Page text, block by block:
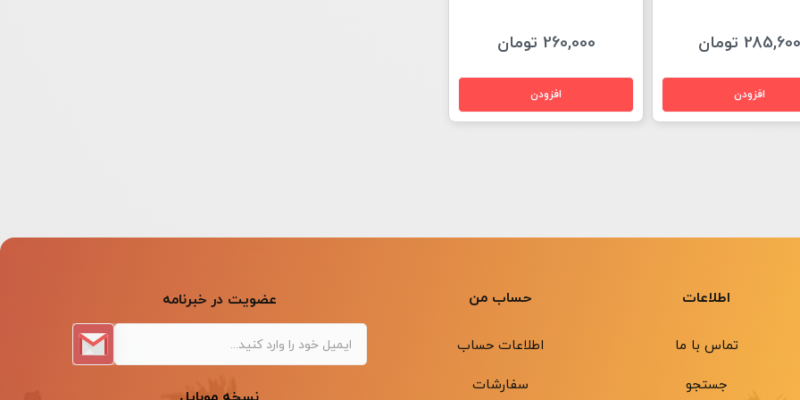
285,600 تومان 260,000 تومان
اطلاعات
تماس با ما
جستجو
حساب من
اطلاعات حساب
سفارشات
عضویت در خبرنامه